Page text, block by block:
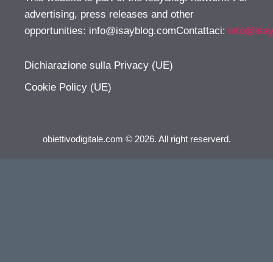
advertising, press releases and other
opportunities: info@isayblog.comContattaci:
Dichiarazione sulla Privacy (UE)
Cookie Policy (UE)
obiettivodigitale.com © 2026. All right reserverd.